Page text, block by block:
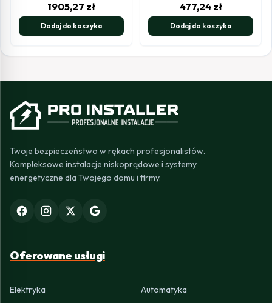
1905,27 zł
Dodaj do koszyka
477,24 zł
Dodaj do koszyka
Twoje bezpieczeństwo w rękach profesjonalistów.
Kompleksowe instalacje niskoprądowe i systemy
energetyczne dla Twojego domu i firmy.
Oferowane usługi
Elektryka
Automatyka